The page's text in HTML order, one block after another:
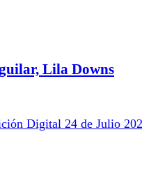
Lila Downs